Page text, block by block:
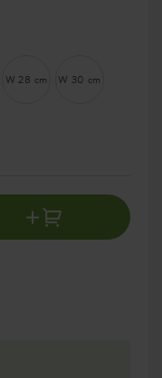
W 28 cm W 30 cm